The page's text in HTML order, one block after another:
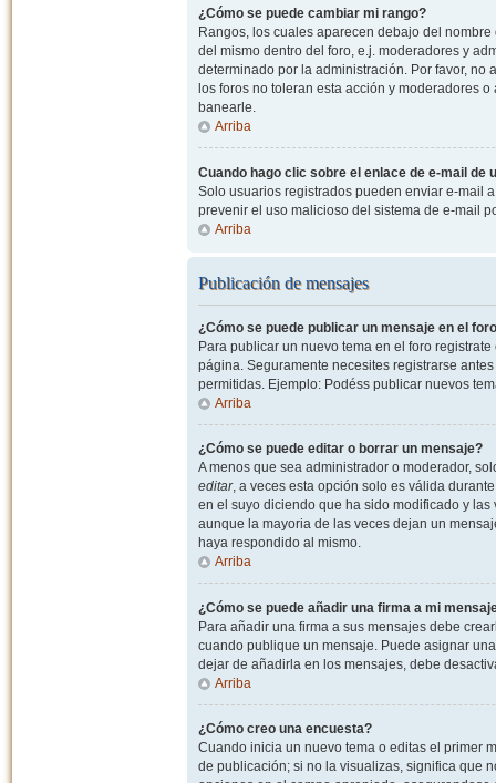
¿Cómo se puede cambiar mi rango?
Rangos, los cuales aparecen debajo del
del mismo dentro del foro, e.j. moderadores y
determinado por la administración. Por favor,
los foros no toleran esta acción y moderadores
banearle.
Arriba
Cuando hago clic sobre el enlace de e-mail de
Solo usuarios registrados pueden enviar e-mail
prevenir el uso malicioso del sistema de e-mail
Arriba
Publicación de mensajes
¿Cómo se puede publicar un mensaje en el
Para publicar un nuevo tema en el foro
página. Seguramente necesites registrarse
permitidas. Ejemplo: Podéss publicar nuevos
Arriba
¿Cómo se puede editar o borrar un mensaje?
A menos que sea administrador o moderador,
editar, a veces esta opción solo es válida
en el suyo diciendo que ha sido modificado y
aunque la mayoria de las veces dejan un
haya respondido al mismo.
Arriba
¿Cómo se puede añadir una firma a mi
Para añadir una firma a sus mensajes debe
cuando publique un mensaje. Puede asignar
dejar de añadirla en los mensajes, debe
Arriba
¿Cómo creo una encuesta?
Cuando inicia un nuevo tema o editas el primer
de publicación; si no la visualizas, significa que